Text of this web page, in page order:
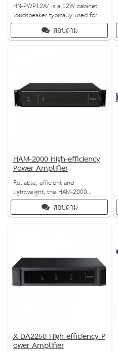
HN-PWP12A/ is a 12W cabinet
loudspeaker typically used for
general public address
applications such as shopping
malls, supermarkets, educational
frequency range, which result in
excellent
สอบถาม
HAM-2000 High-efficiency
Power Amplifier
Reliable, efficient and
lightweight, the HAM-2000
power amplifier provides
70V/100V audio signal
amplification for the Intevio PAVA
สอบถาม
X-DA2250 High-efficiency P
ower Amplifier